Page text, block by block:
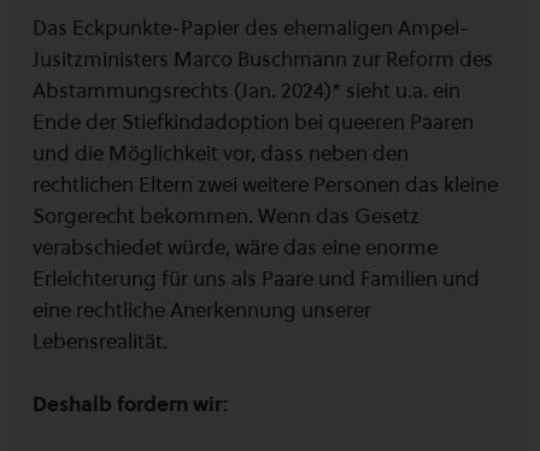
Das Eckpunkte-Papier des ehemaligen Ampel-
Jusitzministers Marco Buschmann zur Reform des
Abstammungsrechts (Jan. 2024)* sieht u.a. ein
Ende der Stiefkindadoption bei queeren Paaren
und die Möglichkeit vor, dass neben den
rechtlichen Eltern zwei weitere Personen das kleine
Sorgerecht bekommen. Wenn das Gesetz
verabschiedet würde, wäre das eine enorme
Erleichterung für uns als Paare und Familien und
eine rechtliche Anerkennung unserer
Lebensrealität.
Deshalb fordern wir: